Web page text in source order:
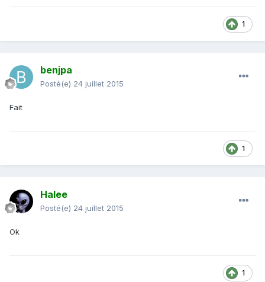
1
benjpa
Posté(e) 24 juillet 2015
Fait
1
Halee
Posté(e) 24 juillet 2015
Ok
1